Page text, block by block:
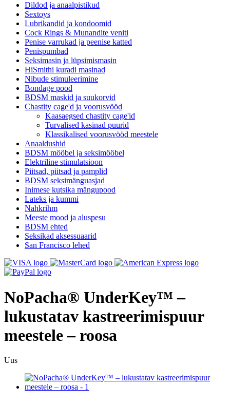
Dildod ja anaalpistikud
Sextoys
Lubrikandid ja kondoomid
Cock Rings & Munandite veniti
Penise varrukad ja peenise katted
Penispumbad
Seksimasin ja lüpsimismasin
HiSmithi kuradi masinad
Nibude stimuleerimine
Bondage pood
BDSM maskid ja suukorvid
Chastity cage'd ja voorusvööd
Kaasaegsed chastity cage'id
Turvalised kasinad puurid
Klassikalised voorusvööd meestele
Anaaldushid
BDSM mööbel ja seksimööbel
Elektriline stimulatsioon
Piitsad, piitsad ja pamplid
BDSM seksimänguasjad
Inimese kutsika mängupood
Lateks ja kummi
Nahkrihm
Meeste mood ja aluspesu
BDSM ehted
Seksikad aksessuaarid
San Francisco lehed
NoPacha® UnderKey™ –
lukustatav kastreerimispuur
meestele – roosa
Uus